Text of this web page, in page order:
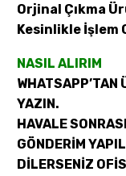
Orjinal Çıkma
Kesinlikle İşlem
NASIL ALIRIM
WHATSAPP’TAN
YAZIN.
HAVALE
GÖNDERİM
DİLERSENİZ